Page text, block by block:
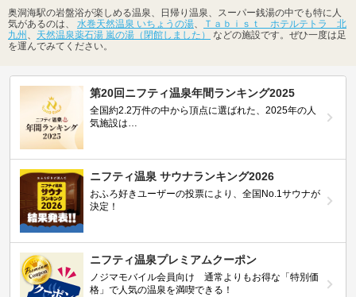
奥洞海駅の岩盤浴が楽しめる温泉、日帰り温泉、スーパー銭湯の中でも特に人
気があるのは、 水巻天然温泉 いちょうの湯、
Ｔａｂｉｓｔ ホテルテトラ 北
九州 、 天然温泉薬石湯 嵐の湯（閉館しました）
などの施設です。ぜひ一度は足
を運んでみてください。
第20回ニフティ温泉年間ランキング2025
全国約2.2万件の中から頂点に選ばれた、2025年の人
気施設は…
ニフティ温泉 サウナランキング2026
おふろ好きユーザーの投票により、全国No.1サウナが
決定！
ニフティ温泉プレミアムクーポン
ノジマモバイル会員向け 通常よりもお得な「特別価
格」で人気の温泉を満喫できる！